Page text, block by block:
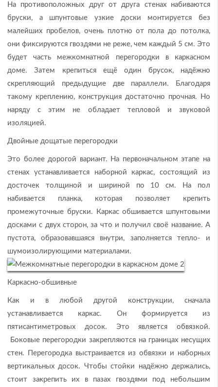
На противоположных друг от друга стенах набиваются
бруски, а шпунтовые узкие доски монтируется без
малейших пробелов, очень плотно от пола до потолка,
они фиксируются гвоздями не реже, чем каждый 5 см. Это
будет часть межкомнатной перегородки в каркасном
доме. Затем крепиться ещё один брусок, надёжно
скрепляющий предыдущие две параллели. Благодаря
такому креплению, конструкция достаточно прочная. Но
наряду с этим не обладает тепловой и звуковой
изоляцией.
Двойные дощатые перегородки
Это более дорогой вариант. На первоначальном этапе на
стенах устанавливается наборной каркас, состоящий из
досточек толщиной и шириной по 10 см. На пол
набивается планка, которая позволяет крепить
промежуточные бруски. Каркас обшивается шпунтовыми
досками с двух сторон, за что и получил своё название. А
пустота, образовавшаяся внутри, заполняется тепло- и
шумоизолирующими материалами.
Каркасно-обшивные
Как и в любой другой конструкции, сначала
устанавливается каркас. Он формируется из
пятисантиметровых досок. Это является обвязкой.
Боковые перегородки закрепляются на границах несущих
стен. Перегородка выстраивается из обвязки и наборных
вертикальных досок. Чтобы стойки надёжно держались,
стоит закрепить их в пазах гвоздями под небольшим